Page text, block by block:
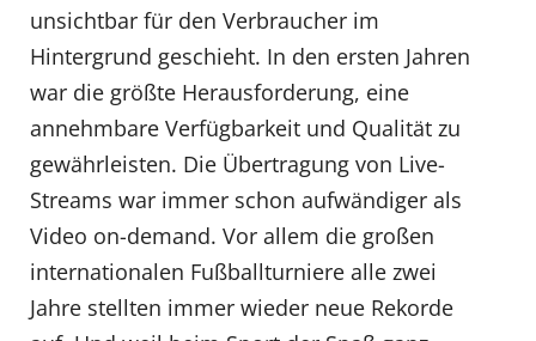
unsichtbar für den Verbraucher im
Hintergrund geschieht. In den ersten Jahren
war die größte Herausforderung, eine
annehmbare Verfügbarkeit und Qualität zu
gewährleisten. Die Übertragung von Live-
Streams war immer schon aufwändiger als
Video on-demand. Vor allem die großen
internationalen Fußballturniere alle zwei
Jahre stellten immer wieder neue Rekorde